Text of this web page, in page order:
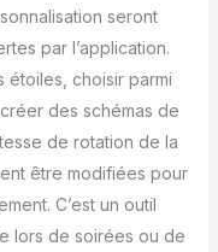
de Projection
de
° / 60 ° et
plafond, au
quelle
à
WIFI, ou vous
Assistant
ronds sur le
seront
par l’application.
étoiles, choisir parmi
des schémas de
de rotation de la
être modifiées pour
C’est un outil
lors de soirées ou de